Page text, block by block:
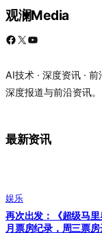
观澜Media
Facebook X YouTube
AI技术 · 深度资讯 ·
深度报道与前沿资讯。
最新资讯
娱乐
再次出发：《超级马
月票房纪录，周三票